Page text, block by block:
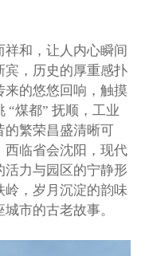
和，让人内心瞬间
宾，历史的厚重感扑
来的悠悠回响，触摸
“煤都” 抚顺，工业
的繁荣昌盛清晰可
西临省会沈阳，现代
力与园区的宁静形
岭，岁月沉淀的韵味
市的古老故事。